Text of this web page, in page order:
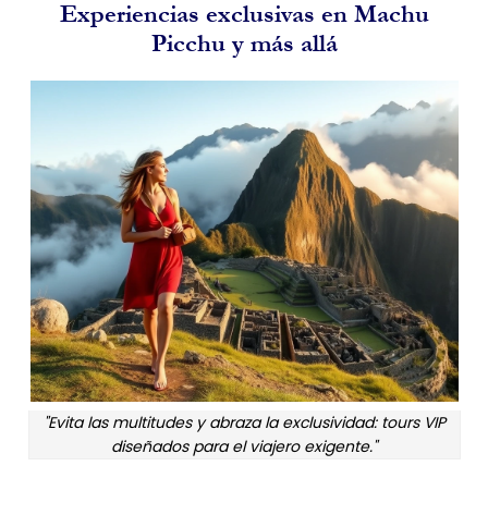
Experiencias exclusivas en Machu
Picchu y más allá
"Evita las multitudes y abraza la exclusividad: tours VIP
diseñados para el viajero exigente."